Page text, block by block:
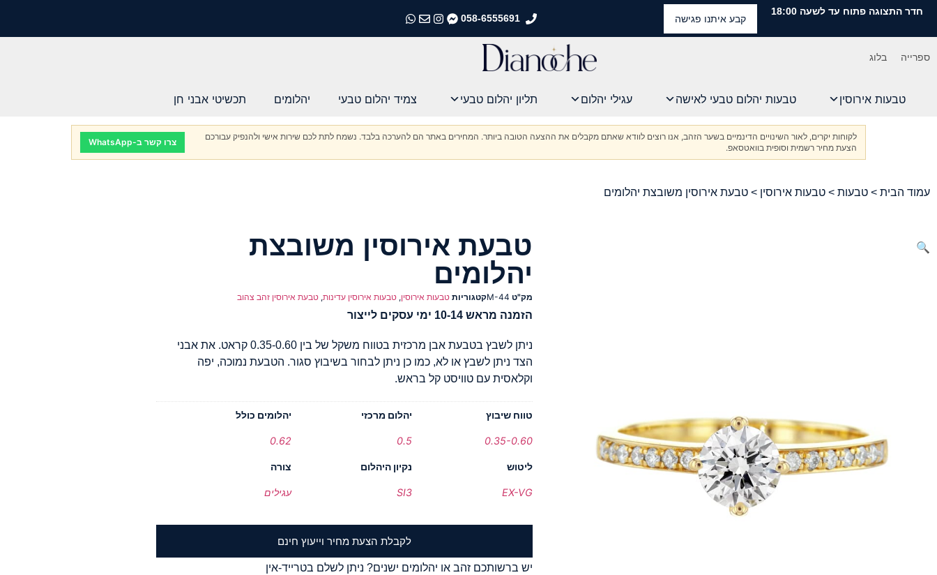
חדר התצוגה פתוח עד לשעה 18:00
קבע איתנו פגישה 058-6555691
התקשרו אלינו
התקשרו אלינו
התקשרו אלינו
התקשרו אלינו
ספרייה בלוג
טבעות אירוסין טבעות יהלום טבעי לאישה עגילי יהלום תליון יהלום טבעי צמיד יהלום טבעי יהלומים תכשיטי אבני חן
לקוחות יקרים, לאור השינויים הדינמיים בשער הזהב, אנו רוצים לוודא שאתם מקבלים את ההצעה הטובה ביותר. המחירים באתר הם להערכה בלבד. נשמח לתת לכם שירות אישי ולהנפיק עבורכם
הצעת מחיר רשמית וסופית בוואטסאפ.
צרו קשר ב-WhatsApp
עמוד הבית > טבעות > טבעות אירוסין > טבעת אירוסין משובצת יהלומים
🔍
טבעת אירוסין משובצת
יהלומים
מק"ט M-44קטגוריות טבעות אירוסין, טבעות אירוסין עדינות, טבעת אירוסין זהב צהוב
הזמנה מראש 10-14 ימי עסקים לייצור
ניתן לשבץ בטבעת אבן מרכזית בטווח משקל של בין 0.35-0.60 קראט. את אבני
הצד ניתן לשבץ או לא, כמו כן ניתן לבחור בשיבוץ סגור. הטבעת נמוכה, יפה
וקלאסית עם טוויסט קל בראש.
טווח שיבוץ
0.35-0.60
יהלום מרכזי
0.5
יהלומים כולל
0.62
ליטוש
EX-VG
נקיון היהלום
SI3
צורה
עגילים
לקבלת הצעת מחיר וייעוץ חינם
יש ברשותכם זהב או יהלומים ישנים? ניתן לשלם בטרייד-אין